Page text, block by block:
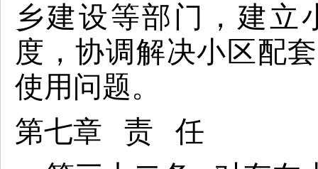
乡建设等部门，建立
度，协调解决小区配
使用问题。
第七章 责 任